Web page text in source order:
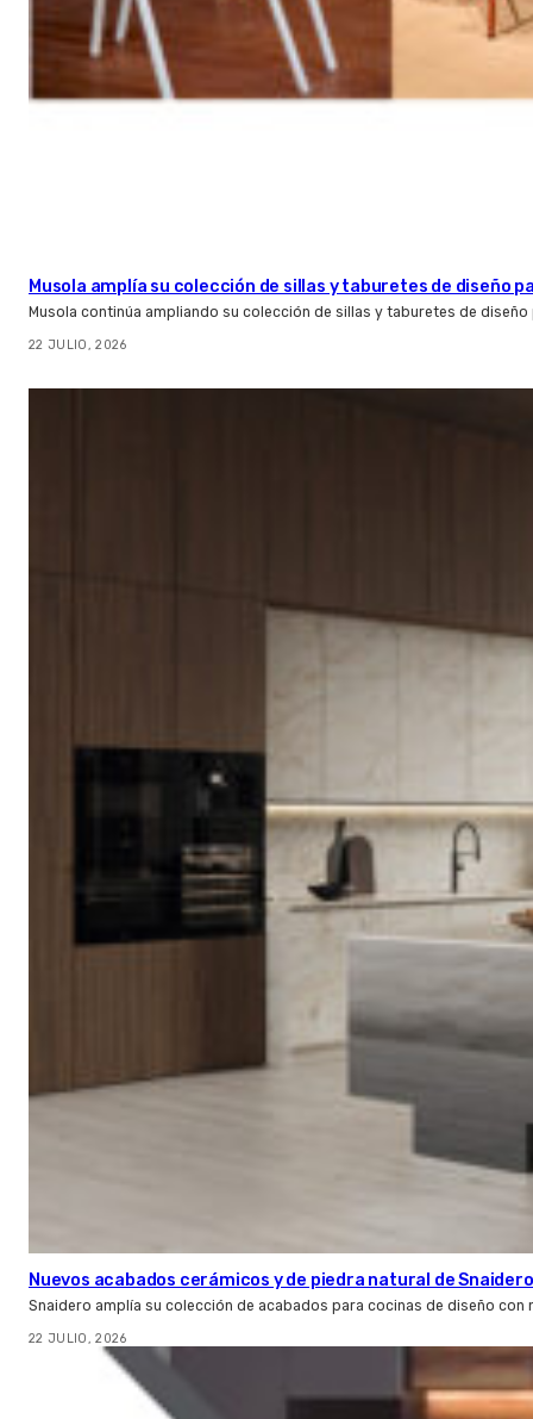
Musola amplía su colección de sillas y taburetes de diseño
Musola continúa ampliando su colección de sillas y taburetes de
22 JULIO, 2026
Nuevos acabados cerámicos y de piedra natural de Snaidero
Snaidero amplía su colección de acabados para cocinas de diseño
22 JULIO, 2026